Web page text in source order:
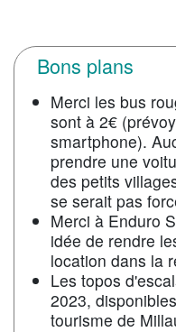
Bons plans
Merci les bus
sont à 2€
smartphone).
prendre une
des petits
se serait pas
Merci à Enduro
idée de rendre
location dans la
Les topos
2023,
tourisme de